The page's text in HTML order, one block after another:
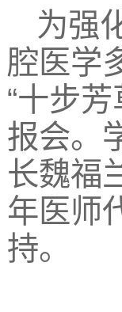
为强
腔医学
“十步
报会。
长魏福
年医师
持。